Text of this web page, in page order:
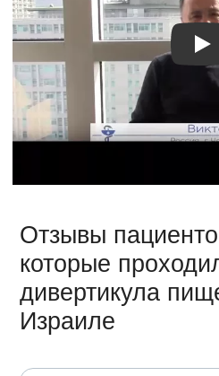
Отзывы
которые
дивертикула
Израиле